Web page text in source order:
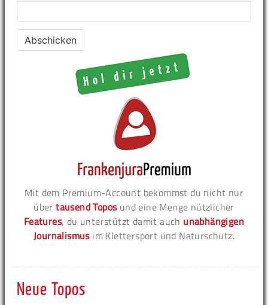
Mit dem Premium-Account bekommst du nicht nur
übertausend Toposund eine Menge nützlicher
Features, du unterstützt damit auch unabhängigen
Journalismusim Klettersport und Naturschutz.
Neue Topos